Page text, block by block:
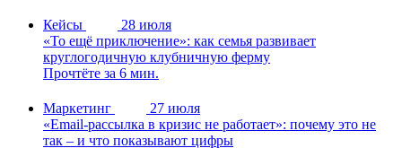
Кейсы
28 июля
«То ещё приключение»: как семья развивает
круглогодичную клубничную ферму
Прочтёте за 6 мин.
Маркетинг
27 июля
«Email-рассылка в кризис не работает»: почему это не
так – и что показывают цифры